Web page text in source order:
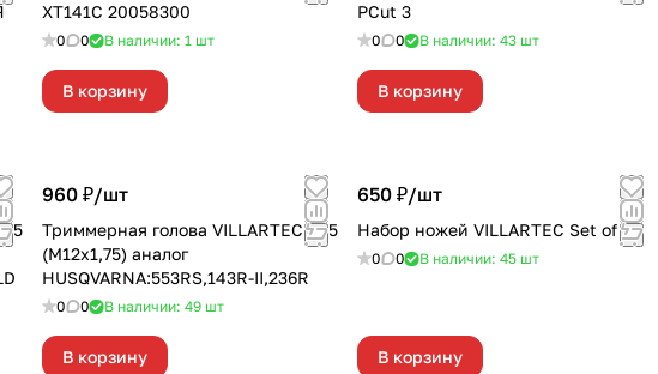
ХТ141С 20058300
0 0 В наличии: 1 шт
В корзину
PCut 3
0 0 В наличии: 43 шт
В корзину
960 ₽/шт
Триммерная голова VILLARTEC Т35
(М12х1,75) аналог
HUSQVARNA:553RS,143R-II,236R
0 0 В наличии: 49 шт
В корзину
650 ₽/шт
Набор ножей VILLARTEC Set of 12
0 0 В наличии: 45 шт
В корзину